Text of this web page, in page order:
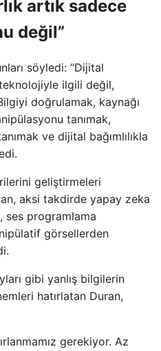
artık sadece
değil”
söyledi: “Dijital
ilgili değil,
doğrulamak, kaynağı
tanımak,
ve dijital bağımlılıkla
geliştirmeleri
aksi takdirde yapay zeka
ses programlama
görsellerden
gibi yanlış bilgilerin
hatırlatan Duran,
gerekiyor. Az